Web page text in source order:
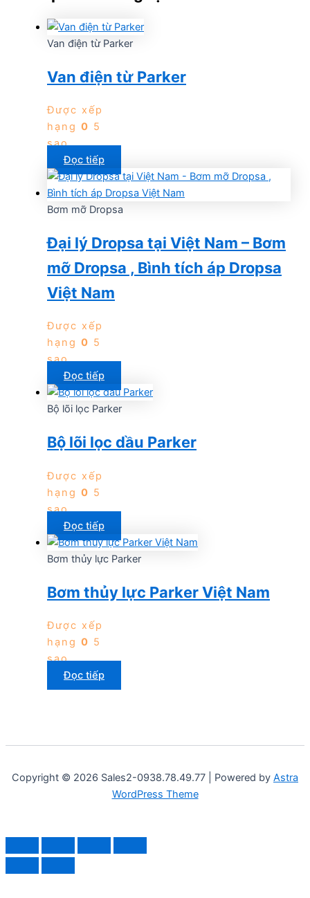
Van điện từ Parker
Van điện từ Parker
Được xếp
hạng 0 5
sao
Đọc tiếp
Bơm mỡ Dropsa
Đại lý Dropsa tại Việt Nam – Bơm
mỡ Dropsa , Bình tích áp Dropsa
Việt Nam
Được xếp
hạng 0 5
sao
Đọc tiếp
Bộ lõi lọc Parker
Bộ lõi lọc dầu Parker
Được xếp
hạng 0 5
sao
Đọc tiếp
Bơm thủy lực Parker
Bơm thủy lực Parker Việt Nam
Được xếp
hạng 0 5
sao
Đọc tiếp
Copyright © 2026 Sales2-0938.78.49.77 | Powered by Astra
WordPress Theme